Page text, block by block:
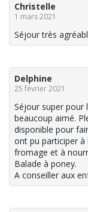
Christelle
1 mars 2021
Séjour très
Delphine
25 février 2021
Séjour super pour
beaucoup aimé.
disponible pour
ont pu participer à
fromage et à
Balade à poney.
A conseiller aux